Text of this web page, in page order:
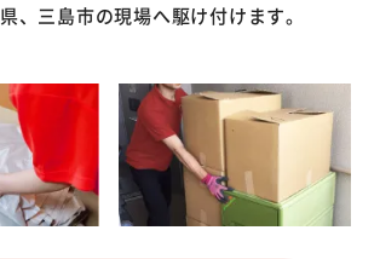
県、三島市の現場へ駆け付けます。